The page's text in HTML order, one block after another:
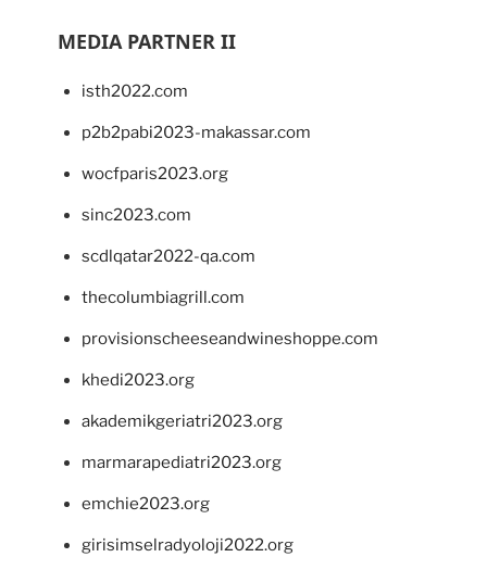
MEDIA PARTNER II
isth2022.com
p2b2pabi2023-makassar.com
wocfparis2023.org
sinc2023.com
scdlqatar2022-qa.com
thecolumbiagrill.com
provisionscheeseandwineshoppe.com
khedi2023.org
akademikgeriatri2023.org
marmarapediatri2023.org
emchie2023.org
girisimselradyoloji2022.org